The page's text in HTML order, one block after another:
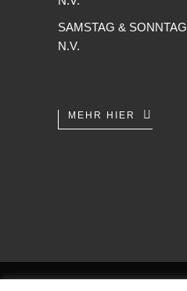
SAMSTAG & SONNTAG
N.V.
MEHR HIER